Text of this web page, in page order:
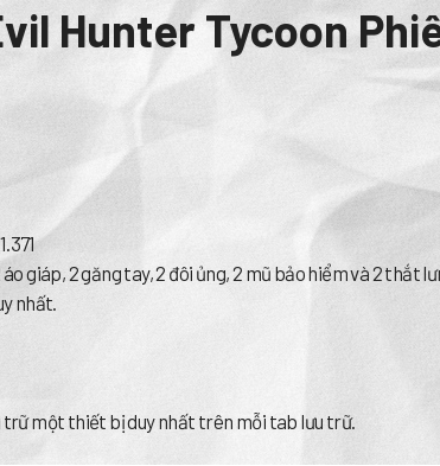
Hunter Tycoon
giáp, 2 găng tay, 2 đôi ủng, 2 mũ bảo hiểm và 2 thắt
nhất.
trữ một thiết bị duy nhất trên mỗi tab lưu trữ.